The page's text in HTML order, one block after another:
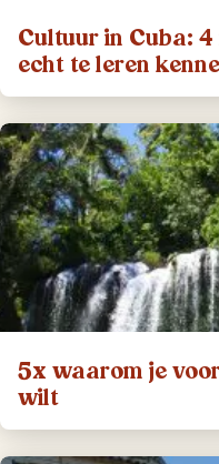
Cultuur in Cuba:
echt te leren
5x waarom je
wilt